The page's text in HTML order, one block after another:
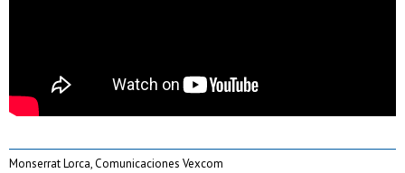
Monserrat Lorca, Comunicaciones Vexcom